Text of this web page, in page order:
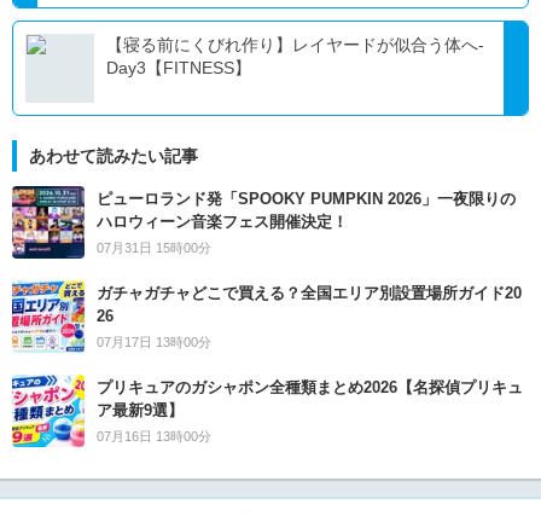
【寝る前にくびれ作り】レイヤードが似合う体へ-
Day3【FITNESS】
あわせて読みたい記事
ピューロランド発「SPOOKY PUMPKIN 2026」一夜限りの
ハロウィーン音楽フェス開催決定！
07月31日 15時00分
ガチャガチャどこで買える？全国エリア別設置場所ガイド20
26
07月17日 13時00分
プリキュアのガシャポン全種類まとめ2026【名探偵プリキュ
ア最新9選】
07月16日 13時00分